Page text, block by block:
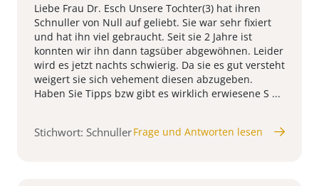
Liebe Frau Dr. Esch Unsere Tochter(3) hat ihren
Schnuller von Null auf geliebt. Sie war sehr fixiert
und hat ihn viel gebraucht. Seit sie 2 Jahre ist
konnten wir ihn dann tagsüber abgewöhnen. Leider
wird es jetzt nachts schwierig. Da sie es gut versteht
weigert sie sich vehement diesen abzugeben.
Haben Sie Tipps bzw gibt es wirklich erwiesene S ...
Stichwort: SchnullerFrage und Antworten lesen